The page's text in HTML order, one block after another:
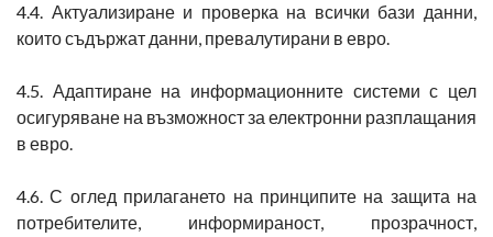
4.4. Актуализиране и проверка на всички бази данни,
които съдържат данни, превалутирани в евро.
4.5. Адаптиране на информационните системи с цел
осигуряване на възможност за електронни разплащания
в евро.
4.6. С оглед прилагането на принципите на защита на
потребителите, информираност, прозрачност,